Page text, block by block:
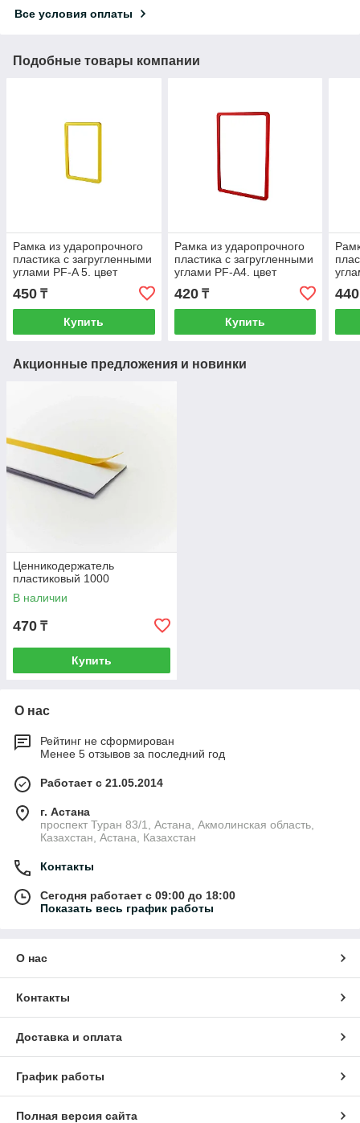
Все условия оплаты
Подобные товары компании
Рамка из ударопрочного
пластика с загругленными
углами PF-A 5. цвет
желтый
450 ₸
Купить
Рамка из ударопрочного
пластика с загругленными
углами PF-A4. цвет
красный (102004-06)
420₸
Купить
440
Акционные предложения и новинки
Ценникодержатель
пластиковый 1000
В наличии
470 ₸
Купить
О нас
Рейтинг не сформирован
Менее 5 отзывов за последний год
Работает с 21.05.2014
г. Астана
проспект Туран 83/1, Астана, Акмолинская область,
Казахстан, Астана, Казахстан
Контакты
Сегодня работает с 09:00 до 18:00
Показать весь график работы
О нас
Контакты
Доставка и оплата
График работы
Полная версия сайта